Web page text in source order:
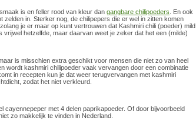
is en feller rood van kleur dan gangbare chilipoeders . En ook
in. Sterker nog, de chilipepers die er wel in zitten komen
je er maar op kunt vertrouwen dat Kashmiri chili (poeder) mild
hetzelfde, maar daarvan weet je zeker dat het een (milde)
is misschien extra geschikt voor mensen die niet zo van heel
wordt kashmiri chilipoeder vaak vervangen door een combinatie
in recepten kun je dat weer terugvervangen met kashmiri
zodat het niet verkleurd.
cayennepeper met 4 delen paprikapoeder. Of door bijvoorbeeld
zo makkelijk te vinden in Nederland.